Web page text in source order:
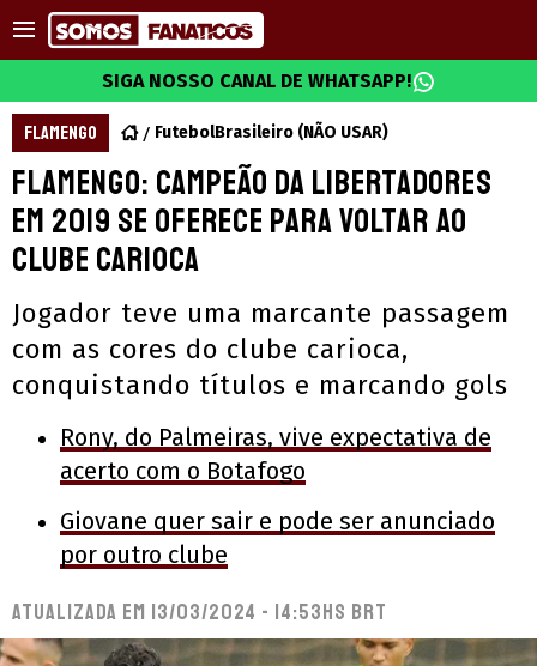
SIGA NOSSO CANAL DE WHATSAPP!
FLAMENGO FutebolBrasileiro (NÃO USAR)
Flamengo: Campeão da Libertadores
em 2019 se oferece para voltar ao
clube carioca
Jogador teve uma marcante passagem
com as cores do clube carioca,
conquistando títulos e marcando gols
Rony, do Palmeiras, vive expectativa de
acerto com o Botafogo
Giovane quer sair e pode ser anunciado
por outro clube
Atualizada em 13/03/2024 - 14:53hs BRT